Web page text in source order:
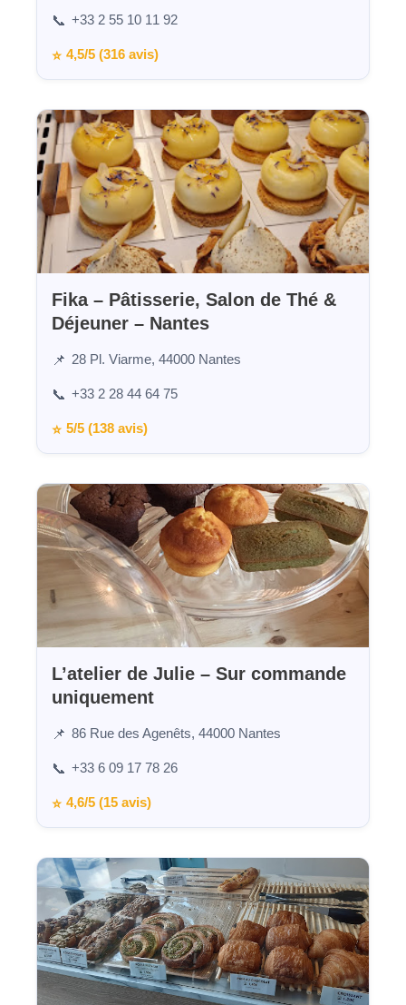
📞 +33 2 55 10 11 92
⭐ 4,5/5 (316 avis)
Fika – Pâtisserie, Salon de Thé &
Déjeuner – Nantes
📌 28 Pl. Viarme, 44000 Nantes
📞 +33 2 28 44 64 75
⭐ 5/5 (138 avis)
L’atelier de Julie – Sur commande
uniquement
📌 86 Rue des Agenêts, 44000 Nantes
📞 +33 6 09 17 78 26
⭐ 4,6/5 (15 avis)